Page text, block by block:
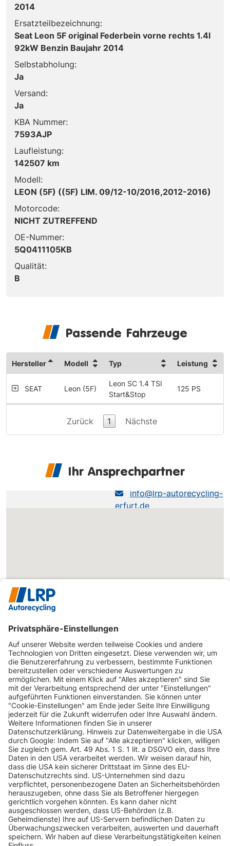
2014
Ersatzteilbezeichnung:
Seat Leon 5F original Federbein vorne rechts 1.4l
92kW Benzin Baujahr 2014
Selbstabholung:
Ja
Versand:
Ja
KBA Nummer:
7593AJP
Laufleistung:
142507 km
Modell:
LEON (5F) ((5F) LIM. 09/12-10/2016,2012-2016)
Motorcode:
NICHT ZUTREFFEND
OE-Nummer:
5Q0411105KB
Qualität:
B
Passende Fahrzeuge
Hersteller Modell Typ Leistung
SEAT Leon (5F)
Leon SC 1.4 TSI
Start&Stop
125 PS
Zurück 1 Nächste
Ihr Ansprechpartner
LRP Erfurt
info@lrp-autorecycling-
erfurt.de
INFORMATIONEN
KUNDENSERVICE
INFORMATIONEN
ZAHLUNGSARTEN
KONTAKT